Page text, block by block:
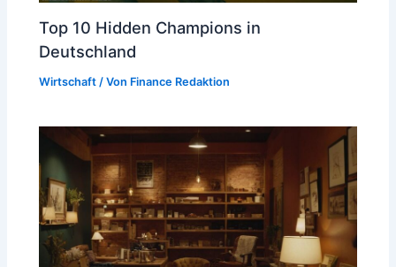
Top 10 Hidden Champions in
Deutschland
Wirtschaft / Von Finance Redaktion